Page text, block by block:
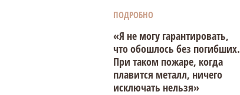
ПОДРОБНО
«Я не могу гарантировать,
что обошлось без погибших.
При таком пожаре, когда
плавится металл, ничего
исключать нельзя»